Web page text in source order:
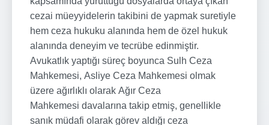
cezai müeyyidelerin takibini de yapmak suretiyle
hem ceza hukuku alanında hem de özel hukuk
alanında deneyim ve tecrübe edinmiştir.
Avukatlık yaptığı süreç boyunca Sulh Ceza
Mahkemesi, Asliye Ceza Mahkemesi olmak
üzere ağırlıklı olarak Ağır Ceza
Mahkemesi davalarına takip etmiş, genellikle
sanık müdafi olarak görev aldığı ceza